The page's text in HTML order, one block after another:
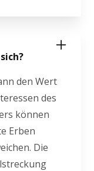
den Wert
des
können
Erben
Die